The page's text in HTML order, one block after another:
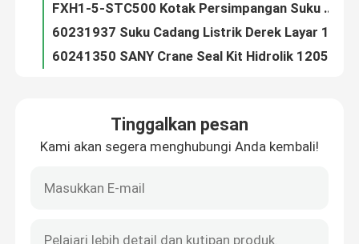
Hubungi kami
Quote request suatu
Suku cadang derek
Suku Cadang Listrik Derek
60256011 Sertifikasi SANY Solenoid Valve Coil 24vdc IOS9001
60258012 Suku Cadang Undercarriage Derek Segel Mekanis Derek SANY
Tinggalkan pesan
Kami akan segera menghubungi Anda kembali!